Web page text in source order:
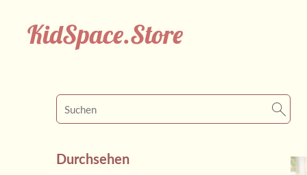
KidSpace.Store
Durchsehen